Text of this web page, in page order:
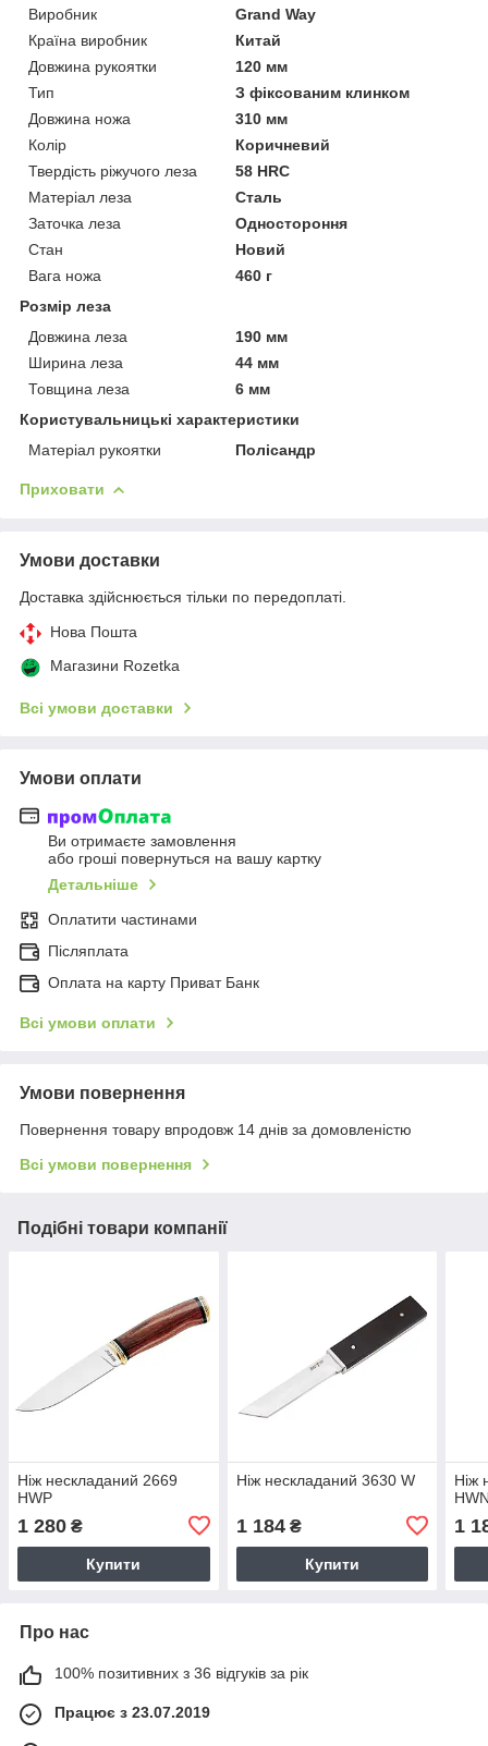
Виробник
Grand Way
Країна виробник
Китай
Довжина рукоятки
120 мм
Тип
З фіксованим клинком
Довжина ножа
310 мм
Колір
Коричневий
Твердість ріжучого леза
58 HRC
Матеріал леза
Сталь
Заточка леза
Одностороння
Стан
Новий
Вага ножа
460 г
Розмір леза
Довжина леза
190 мм
Ширина леза
44 мм
Товщина леза
6 мм
Користувальницькі характеристики
Матеріал рукоятки
Полісандр
Приховати
Умови доставки
Доставка здійснюється тільки по передоплаті.
Нова Пошта
Магазини Rozetka
Всі умови доставки
Умови оплати
Ви отримаєте замовлення
або гроші повернуться на вашу картку
Детальніше
Оплатити частинами
Післяплата
Оплата на карту Приват Банк
Всі умови оплати
Умови повернення
Повернення товару впродовж 14 днів за домовленістю
Всі умови повернення
Подібні товари компанії
Ніж нескладаний 2669
HWP
1 280 ₴
Купити
Ніж нескладаний 3630 W
1 184₴
Купити
Ніж
1
Про нас
100% позитивних з 36 відгуків за рік
Працює з 23.07.2019